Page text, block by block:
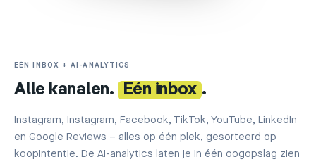
EÉN INBOX + AI-ANALYTICS
Alle kanalen. Eén inbox .
Instagram, Instagram, Facebook, TikTok, YouTube, LinkedIn
en Google Reviews – alles op één plek, gesorteerd op
koopintentie. De AI-analytics laten je in één oogopslag zien